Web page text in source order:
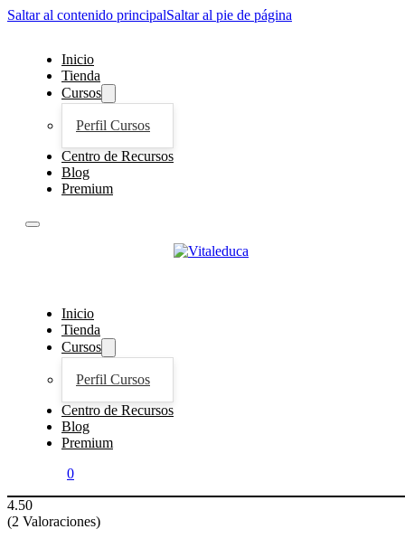
Saltar al contenido principalSaltar al pie de página
Inicio
Tienda
Cursos
Perfil Cursos
Centro de Recursos
Blog
Premium
Inicio
Tienda
Cursos
Perfil Cursos
Centro de Recursos
Blog
Premium
0
4.50
(2 Valoraciones)